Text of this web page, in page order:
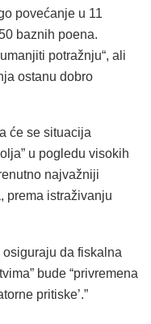
povećanje u 11
baznih poena.
potražnju“, ali
ostanu dobro
će se situacija
u pogledu visokih
najvažniji
prema istraživanju
da fiskalna
” bude “privremena
pritiske’.”